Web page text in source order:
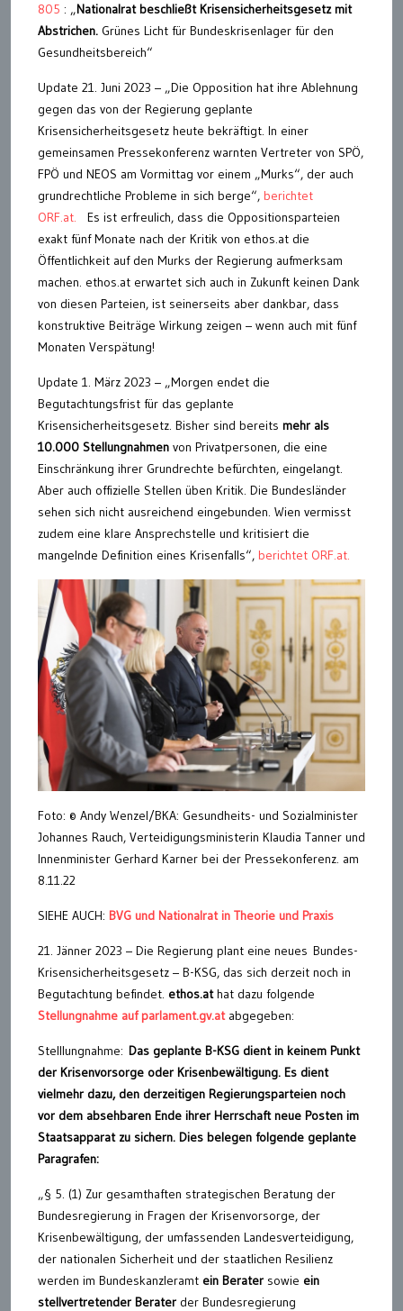
805 : „Nationalrat beschließt Krisensicherheitsgesetz mit
Abstrichen. Grünes Licht für Bundeskrisenlager für den
Gesundheitsbereich“
Update 21. Juni 2023 – „Die Opposition hat ihre Ablehnung
gegen das von der Regierung geplante
Krisensicherheitsgesetz heute bekräftigt. In einer
gemeinsamen Pressekonferenz warnten Vertreter von SPÖ,
FPÖ und NEOS am Vormittag vor einem „Murks“, der auch
grundrechtliche Probleme in sich berge“, berichtet
ORF.at.
Es ist erfreulich, dass die Oppositionsparteien
exakt fünf Monate nach der Kritik von ethos.at die
Öffentlichkeit auf den Murks der Regierung aufmerksam
machen. ethos.at erwartet sich auch in Zukunft keinen Dank
von diesen Parteien, ist seinerseits aber dankbar, dass
konstruktive Beiträge Wirkung zeigen – wenn auch mit fünf
Monaten Verspätung!
Update 1. März 2023 – „Morgen endet die
Begutachtungsfrist für das geplante
Krisensicherheitsgesetz. Bisher sind bereits mehr als
10.000 Stellungnahmen von Privatpersonen, die eine
Einschränkung ihrer Grundrechte befürchten, eingelangt.
Aber auch offizielle Stellen üben Kritik. Die Bundesländer
sehen sich nicht ausreichend eingebunden. Wien vermisst
zudem eine klare Ansprechstelle und kritisiert die
mangelnde Definition eines Krisenfalls“, berichtet ORF.at.
Foto: © Andy Wenzel/BKA: Gesundheits- und Sozialminister
Johannes Rauch, Verteidigungsministerin Klaudia Tanner und
Innenminister Gerhard Karner bei der Pressekonferenz. am
8.11.22
SIEHE AUCH: BVG und Nationalrat in Theorie und Praxis
21. Jänner 2023 – Die Regierung plant eine neues Bundes-
Krisensicherheitsgesetz – B-KSG, das sich derzeit noch in
Begutachtung befindet. ethos.athat dazu folgende
Stellungnahme auf parlament.gv.atabgegeben:
Stelllungnahme: Das geplante B-KSG dient in keinem Punkt
der Krisenvorsorge oder Krisenbewältigung. Es dient
vielmehr dazu, den derzeitigen Regierungsparteien noch
vor dem absehbaren Ende ihrer Herrschaft neue Posten im
Staatsapparat zu sichern. Dies belegen folgende geplante
Paragrafen:
„§ 5. (1) Zur gesamthaften strategischen Beratung der
Bundesregierung in Fragen der Krisenvorsorge, der
Krisenbewältigung, der umfassenden Landesverteidigung,
der nationalen Sicherheit und der staatlichen Resilienz
werden im Bundeskanzleramt ein Berater sowie ein
stellvertretender Berater der Bundesregierung